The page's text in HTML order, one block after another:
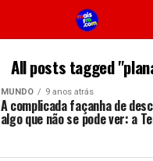
All posts tagged
MUNDO 9 anos atrás
A complicada façanha de
algo que não se pode ver: a